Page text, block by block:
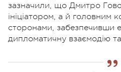
зазначили, що Дмитро
ініціатором, а й головним
сторонами, забезпечивши
дипломатичну взаємодію